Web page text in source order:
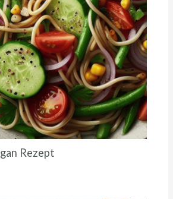
Rezept